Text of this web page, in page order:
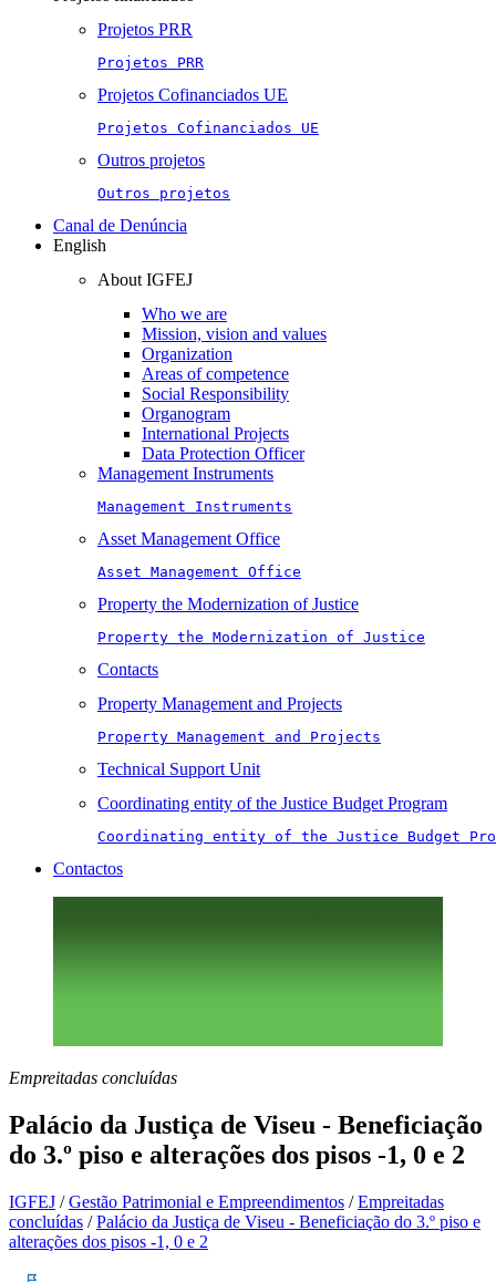
Projetos PRR
Projetos PRR
Projetos Cofinanciados UE
Projetos Cofinanciados UE
Outros projetos
Outros projetos
Canal de Denúncia
English
About IGFEJ
Who we are
Mission, vision and values
Organization
Areas of competence
Social Responsibility
Organogram
International Projects
Data Protection Officer
Management Instruments
Management Instruments
Asset Management Office
Asset Management Office
Property the Modernization of Justice
Property the Modernization of Justice
Contacts
Property Management and Projects
Property Management and Projects
Technical Support Unit
Coordinating entity of the Justice Budget Program
Coordinating entity of the Justice Budget
Contactos
Empreitadas concluídas
Palácio da Justiça de Viseu - Beneficiação
do 3.º piso e alterações dos pisos -1, 0 e 2
IGFEJ /Gestão Patrimonial e Empreendimentos /Empreitadas
concluídas /Palácio da Justiça de Viseu - Beneficiação do 3.º piso e
alterações dos pisos -1, 0 e 2